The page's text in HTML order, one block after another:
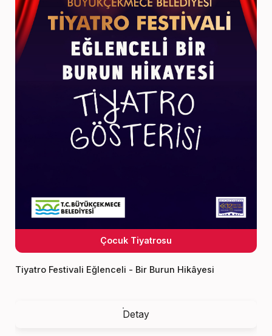
Çocuk Tiyatrosu
Tiyatro Festivali Eğlenceli - Bir Burun Hikâyesi
Detay